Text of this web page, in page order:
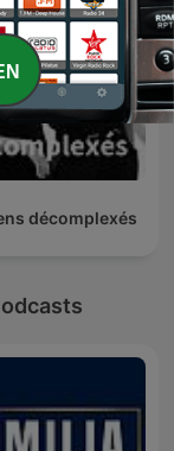
décomplexés